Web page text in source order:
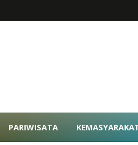
PARIWISATA